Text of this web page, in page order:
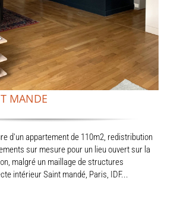
MANDE
d'un appartement de 110m2, redistribution
sur mesure pour un lieu ouvert sur la
malgré un maillage de structures
intérieur Saint mandé, Paris, IDF...